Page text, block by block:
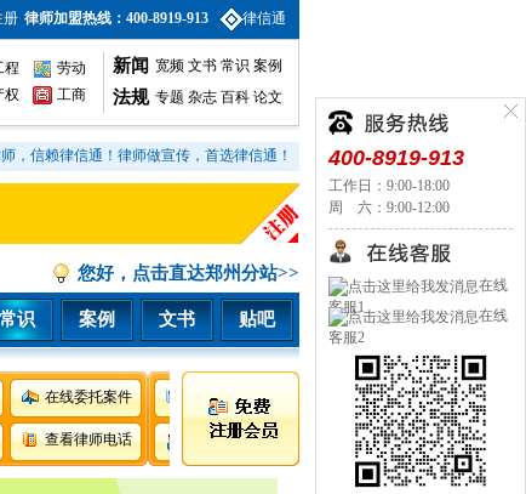
册 律师加盟热线：400-8919-913 律信通
程
劳动
权 工商
新闻 宽频 文书 常识 案例
法规 专题 杂志 百科论文
，信赖律信通！律师做宣传，首选律信通！
您好，点击直达郑州分站>>
常识 案例 文书 贴吧
在线委托案件
查看律师电话
400-8919-913
工作日：9:00-18:00
周 六：9:00-12:00
在线
客服1
在线
客服2